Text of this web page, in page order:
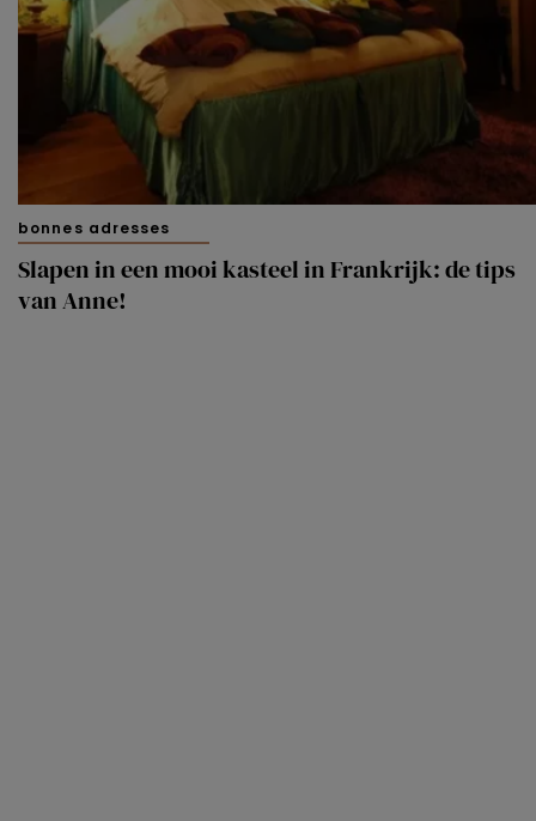
bonnes adresses
Slapen in een mooi kasteel in Frankrijk: de tips
van Anne!